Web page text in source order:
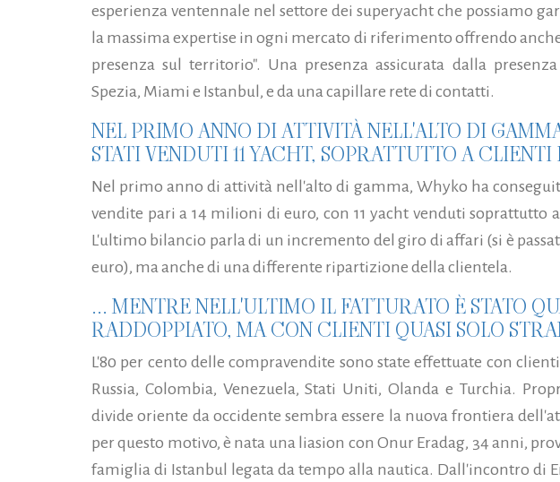
esperienza ventennale nel settore dei superyacht che possiamo
la massima expertise in ogni mercato di riferimento offrendo
presenza sul territorio". Una presenza assicurata dalla
Spezia, Miami e Istanbul, e da una capillare rete di contatti.
NEL PRIMO ANNO DI ATTIVITÀ NELL'ALTO DI
STATI VENDUTI 11 YACHT, SOPRATTUTTO A
Nel primo anno di attività nell'alto di gamma, Whyko ha
vendite pari a 14 milioni di euro, con 11 yacht venduti soprattutto
L'ultimo bilancio parla di un incremento del giro di affari (si è
euro), ma anche di una differente ripartizione della clientela.
... MENTRE NELL'ULTIMO IL FATTURATO È STATO
RADDOPPIATO, MA CON CLIENTI QUASI SOLO
L'80 per cento delle compravendite sono state effettuate con
Russia, Colombia, Venezuela, Stati Uniti, Olanda e Turchia.
divide oriente da occidente sembra essere la nuova frontiera
per questo motivo, è nata una liasion con Onur Eradag, 34 anni,
famiglia di Istanbul legata da tempo alla nautica. Dall'incontro di